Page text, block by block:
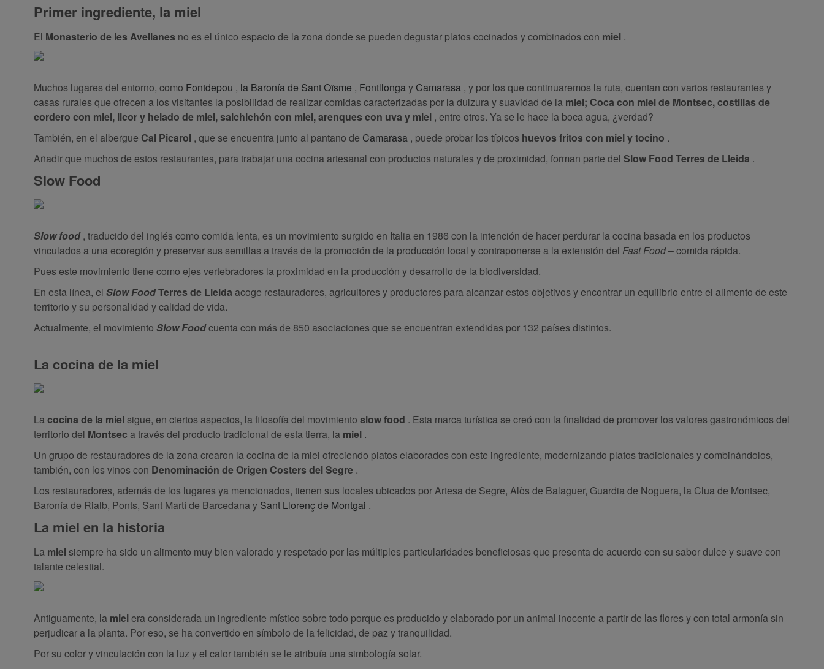
Primer ingrediente, la miel
El Monasterio de les Avellanes no es el único espacio de la zona donde se pueden degustar platos cocinados y combinados con miel .
Muchos lugares del entorno, como Fontdepou , la Baronía de Sant Oïsme , Fontllongay Camarasa , y por los que continuaremos la ruta, cuentan con varios restaurantes y
casas rurales que ofrecen a los visitantes la posibilidad de realizar comidas caracterizadas por la dulzura y suavidad de la miel; Coca con miel de Montsec, costillas de
cordero con miel, licor y helado de miel, salchichón con miel, arenques con uva y miel , entre otros. Ya se le hace la boca agua, ¿verdad?
También, en el albergue Cal Picarol , que se encuentra junto al pantano de Camarasa , puede probar los típicos huevos fritos con miel y tocino .
Añadir que muchos de estos restaurantes, para trabajar una cocina artesanal con productos naturales y de proximidad, forman parte delSlow Food Terres de Lleida .
Slow Food
Slow food, traducido del inglés como comida lenta, es un movimiento surgido en Italia en 1986 con la intención de hacer perdurar la cocina basada en los productos
vinculados a una ecoregión y preservar sus semillas a través de la promoción de la producción local y contraponerse a la extensión del Fast Food– comida rápida.
Pues este movimiento tiene como ejes vertebradores la proximidad en la producción y desarrollo de la biodiversidad.
En esta línea, elSlow FoodTerres de Lleida acoge restauradores, agricultores y productores para alcanzar estos objetivos y encontrar un equilibrio entre el alimento de este
territorio y su personalidad y calidad de vida.
Actualmente, el movimientoSlow Foodcuenta con más de 850 asociaciones que se encuentran extendidas por 132 países distintos.
La cocina de la miel
Lacocina de la mielsigue, en ciertos aspectos, la filosofía del movimientoslow food . Esta marca turística se creó con la finalidad de promover los valores gastronómicos del
territorio del Montsec a través del producto tradicional de esta tierra, la miel .
Un grupo de restauradores de la zona crearon la cocina de la miel ofreciendo platos elaborados con este ingrediente, modernizando platos tradicionales y combinándolos,
también, con los vinos con Denominación de Origen Costers del Segre .
Los restauradores, además de los lugares ya mencionados, tienen sus locales ubicados por Artesa de Segre, Alòs de Balaguer, Guardia de Noguera, la Clua de Montsec,
Baronía de Rialb, Ponts, Sant Martí de Barcedana y Sant Llorenç de Montgai .
La miel en la historia
La mielsiempre ha sido un alimento muy bien valorado y respetado por las múltiples particularidades beneficiosas que presenta de acuerdo con su sabor dulce y suave con
talante celestial.
Antiguamente, la mielera considerada un ingrediente místico sobre todo porque es producido y elaborado por un animal inocente a partir de las flores y con total armonía sin
perjudicar a la planta. Por eso, se ha convertido en símbolo de la felicidad, de paz y tranquilidad.
Por su color y vinculación con la luz y el calor también se le atribuía una simbología solar.